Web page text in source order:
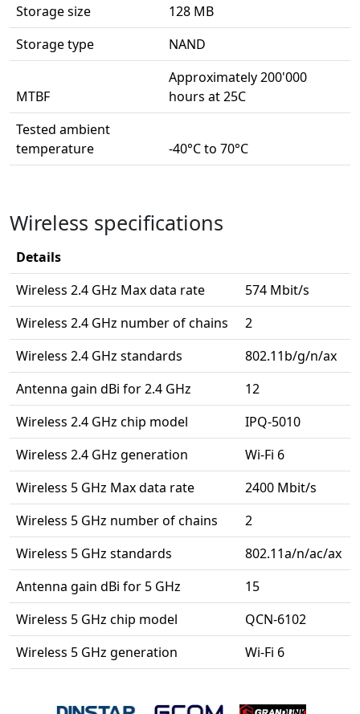
Storage size
128 MB
Storage type
NAND
MTBF
Approximately 200'000
hours at 25C
Tested ambient
temperature
-40°C to 70°C
Wireless specifications
Details
Wireless 2.4 GHz Max data rate
574 Mbit/s
Wireless 2.4 GHz number of chains
2
Wireless 2.4 GHz standards
802.11b/g/n/ax
Antenna gain dBi for 2.4 GHz
12
Wireless 2.4 GHz chip model
IPQ-5010
Wireless 2.4 GHz generation
Wi-Fi 6
Wireless 5 GHz Max data rate
2400 Mbit/s
Wireless 5 GHz number of chains
2
Wireless 5 GHz standards
802.11a/n/ac/ax
Antenna gain dBi for 5 GHz
15
Wireless 5 GHz chip model
QCN-6102
Wireless 5 GHz generation
Wi-Fi 6